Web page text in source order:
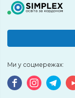
Ми у соцмережах: